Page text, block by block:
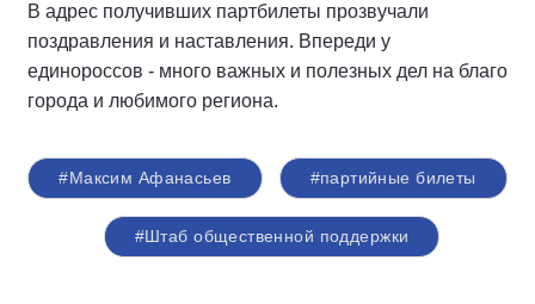
В адрес получивших партбилеты прозвучали
поздравления и наставления. Впереди у
единороссов - много важных и полезных дел на благо
города и любимого региона.
#Максим Афанасьев #партийные билеты
#Штаб общественной поддержки